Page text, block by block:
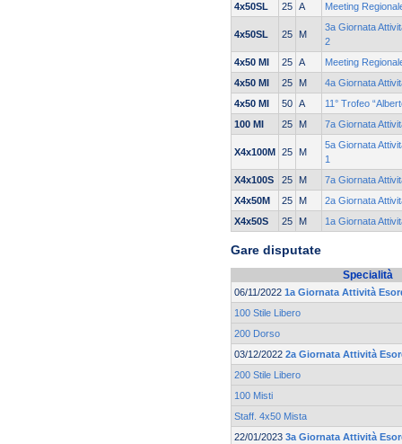
4x50SL
25 A Meeting
4x50SL 25 M
3a Giornata
2
4x50 MI
25 A
Meeting
4x50 MI
25 M
4a Giornata
4x50 MI
50 A
11° Trofeo
100 MI
25 M 7a Giornata
X4x100M 25 M
5a Giornata
1
X4x100S
25 M
7a Giornata
X4x50M
25 M
2a Giornata
X4x50S
25 M 1a Giornata
Gare disputate
Specialità
06/11/2022 1a Giornata Attività
100 Stile Libero
200 Dorso
03/12/2022 2a Giornata Attività
200 Stile Libero
100 Misti
Staff. 4x50 Mista
22/01/2023 3a Giornata Attività